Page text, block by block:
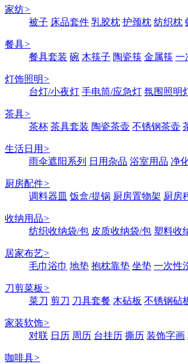
家纺>
被子 床品套件 乳胶枕 护颈枕 纺织枕
餐具>
餐具套装 碗 木筷子 陶瓷筷 金属筷 一
灯饰照明>
台灯/小夜灯 手电筒/应急灯 氛围照明
茶具>
茶杯 茶具套装 陶瓷茶壶 不锈钢茶壶
生活日用 >
雨伞遮阳系列
日用杂品 浴室用品 净
厨房配件>
调料器皿 饭盒/提锅 厨房置物架 厨房
收纳用品>
纺织收纳袋/包 皮质收纳袋/包 塑料收
居家布艺>
毛巾浴巾 地垫 抱枕靠垫 坐垫 一次性
刀剪菜板>
菜刀 剪刀 刀具套餐 木砧板 不锈钢砧
家装软饰>
对联 日历 周历 台挂历 撕历 装饰字画
咖啡具>